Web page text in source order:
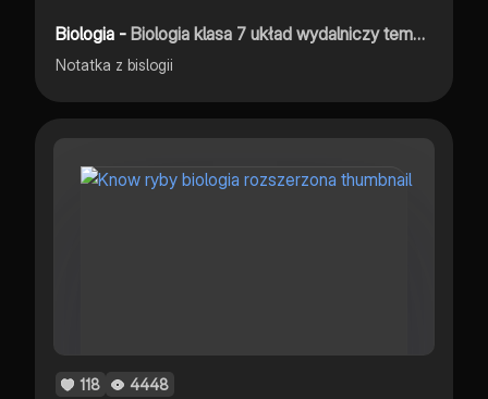
Biologia -Biologia klasa 7 układ wydalniczy temat: budowa i działanie układu wydalniczego
Notatka z bislogii
118 4448